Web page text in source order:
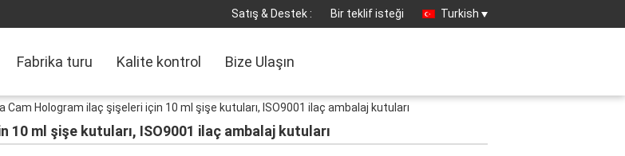
Satış & Destek : Bir teklif isteği Turkish
Fabrika turu Kalite kontrol Bize Ulaşın
Cam Hologram ilaç şişeleri için 10 ml şişe kutuları, ISO9001 ilaç ambalaj kutuları
ml şişe kutuları, ISO9001 ilaç ambalaj kutuları